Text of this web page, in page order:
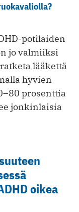
potilaiden
jo valmiiksi
lääkettä
hyvien
prosenttia
jonkinlaisia
oikea